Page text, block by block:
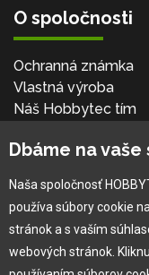
O spoločnosti
Ochranná známka
Vlastná výroba
Náš Hobbytec tím
Naša história
Pre zákazníka
Dbáme na vaše
Naša spoločnosť
používa súbory cookie
stránok a s vaším
webových stránok.